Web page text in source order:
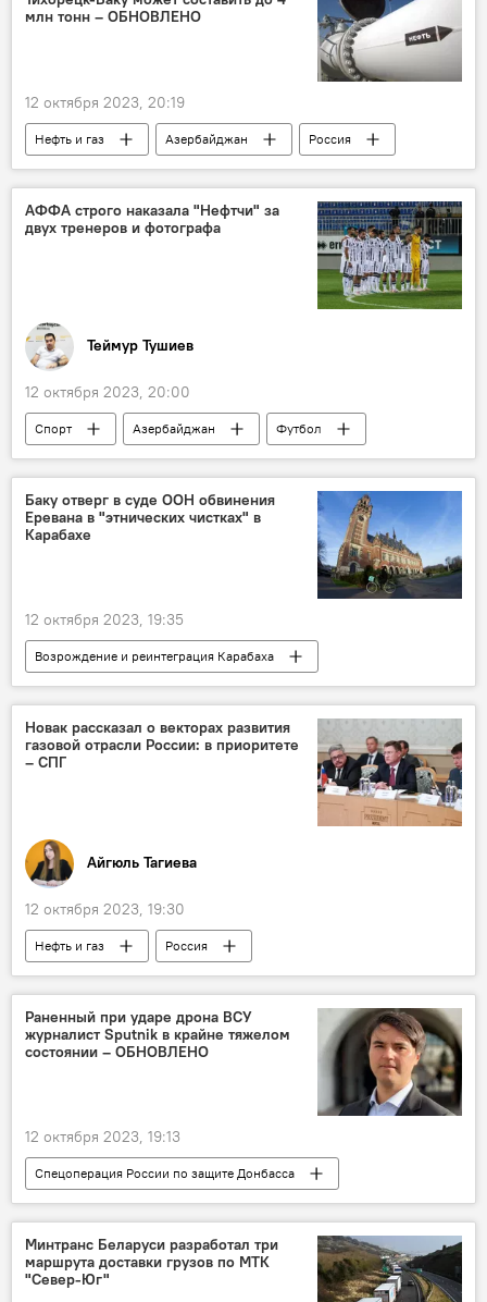
млн тонн – ОБНОВЛЕНО
12 октября 2023, 20:19
Нефть и газ Азербайджан
Россия
Парвиз Шахбазов
Александр Новак
Нефтепровод
Энергетика
Экономика
АФФА строго наказала "Нефтчи" за
двух тренеров и фотографа
Теймур Тушиев
12 октября 2023, 20:00
Спорт Азербайджан
Футбол
премьер-лига
ФК "Нефтчи"
ФК "Сумгайыт"
ФК "Сабах"
Юноша
Фотограф
Баку отверг в суде ООН обвинения
Еревана в "этнических чистках" в
Карабахе
12 октября 2023, 19:35
Возрождение и реинтеграция Карабаха
Азербайджан
Карабах
Армения
Министерство иностранных дел АР
Новак рассказал о векторах развития
газовой отрасли России: в приоритете
– СПГ
Айгюль Тагиева
12 октября 2023, 19:30
Нефть и газ
Россия
Александр Новак
Энергетика
Раненный при ударе дрона ВСУ
журналист Sputnik в крайне тяжелом
состоянии – ОБНОВЛЕНО
12 октября 2023, 19:13
Спецоперация России по защите Донбасса
Россия
СВО
Sputnik
Белгородская область
ВСУ
БПЛА
Гибель
Минтранс Беларуси разработал три
маршрута доставки грузов по МТК
"Север-Юг"